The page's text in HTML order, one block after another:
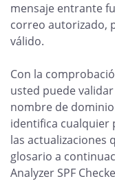
mensaje entrante
correo autorizado,
válido.
Con la
usted puede
nombre de
identifica cualquier
las actualizaciones
glosario a
Analyzer SPF